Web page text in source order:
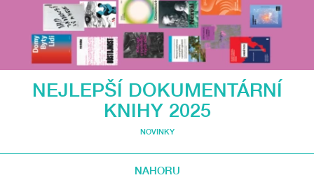
NEJLEPŠÍ DOKUMENTÁRNÍ
KNIHY 2025
NOVINKY
NAHORU